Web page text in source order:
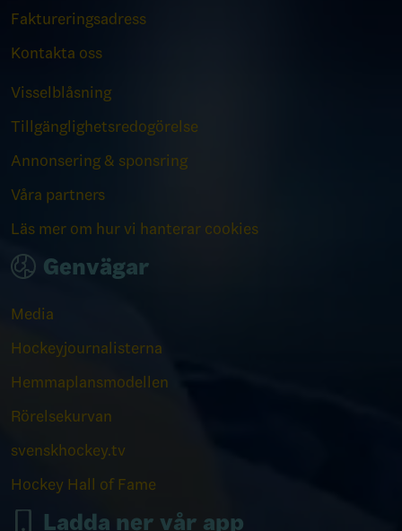
Faktureringsadress
Kontakta oss
Visselblåsning
Tillgänglighetsredogörelse
Annonsering & sponsring
Våra partners
Läs mer om hur vi hanterar cookies
Genvägar
Media
Hockeyjournalisterna
Hemmaplansmodellen
Rörelsekurvan
svenskhockey.tv
Hockey Hall of Fame
Ladda ner vår app